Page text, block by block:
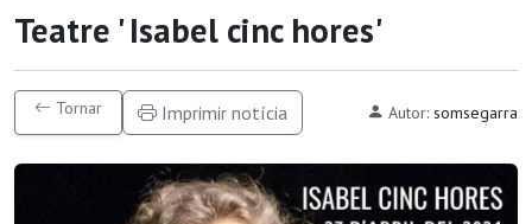
Teatre ' Isabel cinc hores'
Tornar Imprimir notícia Autor: somsegarra